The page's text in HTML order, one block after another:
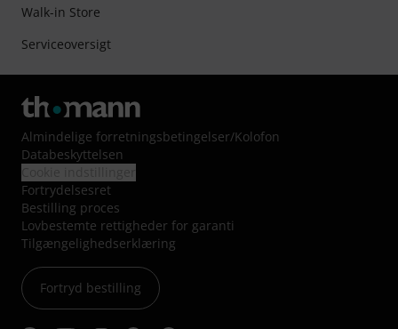
Walk-in Store
Serviceoversigt
Almindelige forretningsbetingelser/Kolofon
Databeskyttelsen
Fortrydelsesret
Bestilling proces
Lovbestemte rettigheder for garanti
Tilgængelighedserklæring
Fortryd bestilling